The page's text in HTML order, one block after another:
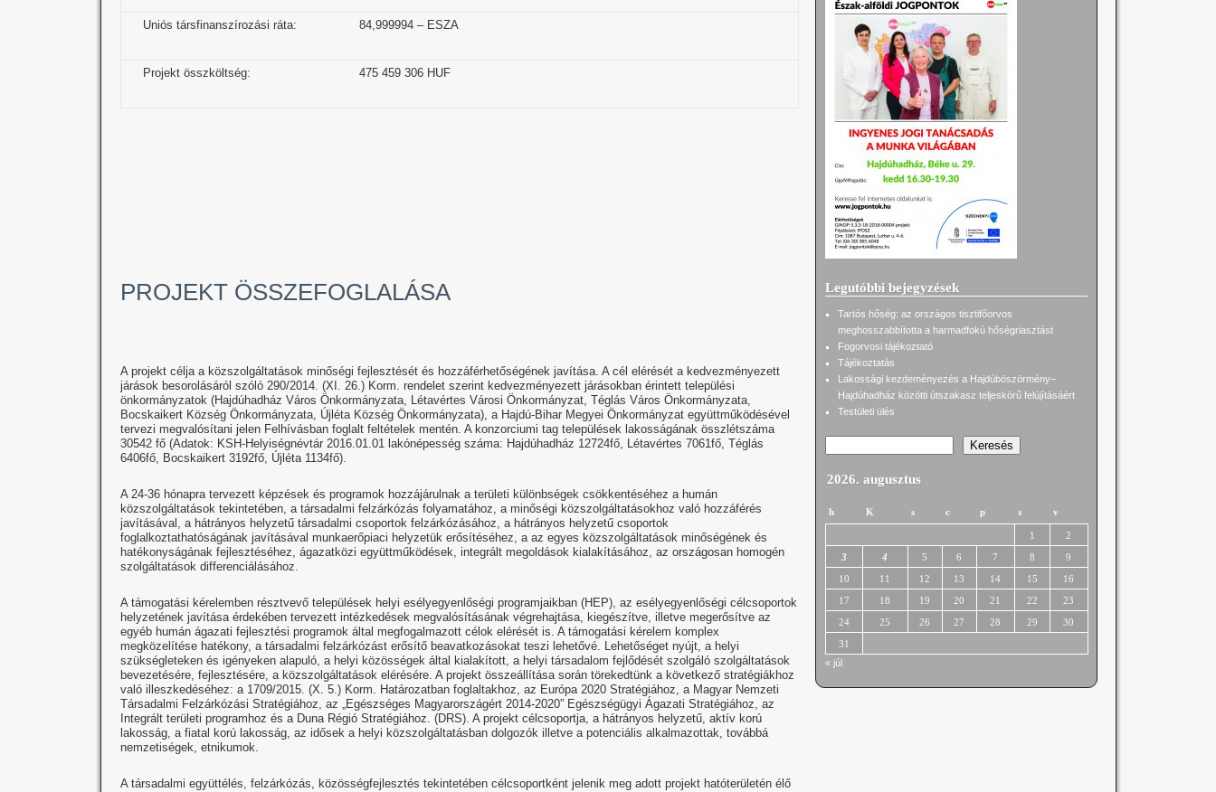
Uniós társfinanszírozási ráta: 84,999994 – ESZA
Projekt összköltség: 475 459 306 HUF
PROJEKT ÖSSZEFOGLALÁSA
A projekt célja a közszolgáltatások minőségi fejlesztését és hozzáférhetőségének javítása. A cél elérését a kedvezményezett
járások besorolásáról szóló 290/2014. (XI. 26.) Korm. rendelet szerint kedvezményezett járásokban érintett települési
önkormányzatok (Hajdúhadház Város Önkormányzata, Létavértes Városi Önkormányzat, Téglás Város Önkormányzata,
Bocskaikert Község Önkormányzata, Újléta Község Önkormányzata), a Hajdú-Bihar Megyei Önkormányzat együttműködésével
tervezi megvalósítani jelen Felhívásban foglalt feltételek mentén. A konzorciumi tag települések lakosságának összlétszáma
30542 fő (Adatok: KSH-Helyiségnévtár 2016.01.01 lakónépesség száma: Hajdúhadház 12724fő, Létavértes 7061fő, Téglás
6406fő, Bocskaikert 3192fő, Újléta 1134fő).
A 24-36 hónapra tervezett képzések és programok hozzájárulnak a területi különbségek csökkentéséhez a humán
közszolgáltatások tekintetében, a társadalmi felzárkózás folyamatához, a minőségi közszolgáltatásokhoz való hozzáférés
javításával, a hátrányos helyzetű társadalmi csoportok felzárkózásához, a hátrányos helyzetű csoportok
foglalkoztathatóságának javításával munkaerőpiaci helyzetük erősítéséhez, a az egyes közszolgáltatások minőségének és
hatékonyságának fejlesztéséhez, ágazatközi együttműködések, integrált megoldások kialakításához, az országosan homogén
szolgáltatások differenciálásához.
A támogatási kérelemben résztvevő települések helyi esélyegyenlőségi programjaikban (HEP), az esélyegyenlőségi célcsoportok
helyzetének javítása érdekében tervezett intézkedések megvalósításának végrehajtása, kiegészítve, illetve megerősítve az
egyéb humán ágazati fejlesztési programok által megfogalmazott célok elérését is. A támogatási kérelem komplex
megközelítése hatékony, a társadalmi felzárkózást erősítő beavatkozásokat teszi lehetővé. Lehetőséget nyújt, a helyi
szükségleteken és igényeken alapuló, a helyi közösségek által kialakított, a helyi társadalom fejlődését szolgáló szolgáltatások
bevezetésére, fejlesztésére, a közszolgáltatások elérésére. A projekt összeállítása során törekedtünk a következő stratégiákhoz
való illeszkedéséhez: a 1709/2015. (X. 5.) Korm. Határozatban foglaltakhoz, az Európa 2020 Stratégiához, a Magyar Nemzeti
Társadalmi Felzárkózási Stratégiához, az „Egészséges Magyarországért 2014-2020” Egészségügyi Ágazati Stratégiához, az
Integrált területi programhoz és a Duna Régió Stratégiához. (DRS). A projekt célcsoportja, a hátrányos helyzetű, aktív korú
lakosság, a fiatal korú lakosság, az idősek a helyi közszolgáltatásban dolgozók illetve a potenciális alkalmazottak, továbbá
nemzetiségek, etnikumok.
A társadalmi együttélés, felzárkózás, közösségfejlesztés tekintetében célcsoportként jelenik meg adott projekt hatóterületén élő
Legutóbbi bejegyzések
Tartós hőség: az országos tisztifőorvos
meghosszabbította a harmadfokú hőségriasztást
Fogorvosi tájékoztató
Tájékoztatás
Lakossági kezdeményezés a Hajdúböszörmény–
Hajdúhadház közötti útszakasz teljeskörű felújításáért
Testületi ülés
Keresés
2026. augusztus
h K s c p s v
1
2
3
4 5 6 7 8
9
10
11 12 13 14 15
16
17
18 19 20 21 22
23
24
25 26 27 28 29
30
31
« júl